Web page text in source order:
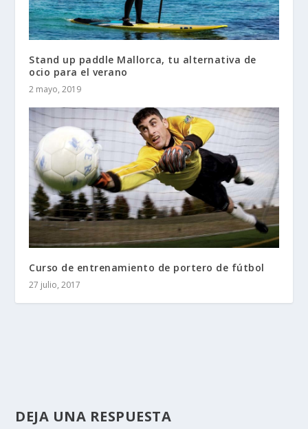
Stand up paddle Mallorca, tu alternativa de
ocio para el verano
2 mayo, 2019
Curso de entrenamiento de portero de fútbol
27 julio, 2017
DEJA UNA RESPUESTA